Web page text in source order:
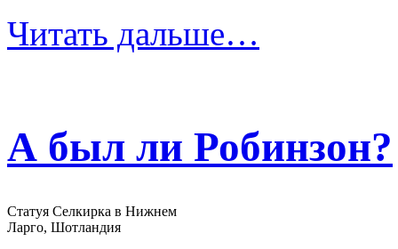
Читать дальше…
А был ли Робинзон?
Статуя Селкирка в Нижнем
Ларго, Шотландия